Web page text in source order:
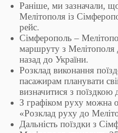
Раніше, ми зазначали,
Мелітополя із
рейс.
Сімферополь –
маршруту з Мелітополя
назад до України.
Розклад виконання
пасажирам планувати
визначитися з поїздкою
З графіком руху можна
«Розклад руху до
Дальність поїздки з